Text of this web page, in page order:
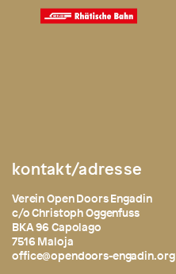
kontakt/adresse
Verein Open Doors Engadin
c/o Christoph Oggenfuss
BKA 96 Capolago
7516 Maloja
office@opendoors-engadin.org